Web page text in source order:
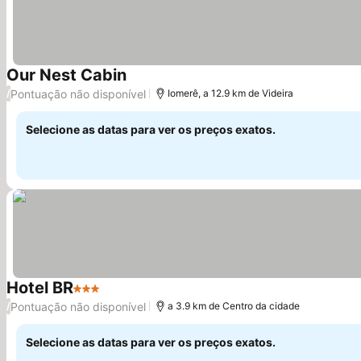
Our Nest Cabin
/Pontuação não disponível Iomerê, a 12.9 km de Videira
Selecione as datas para ver os preços exatos.
Hotel BR3 Estrelas
/Pontuação não disponível a 3.9 km de Centro da cidade
Selecione as datas para ver os preços exatos.